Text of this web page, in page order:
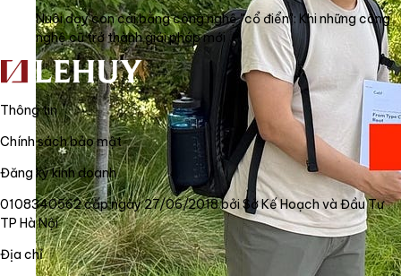
Nuôi dạy con cái bằng công nghệ "cổ điển": Khi những công
nghệ cũ trở thành giải pháp mới
Thông tin
Chính sách bảo mật
Đăng ký kinh doanh
0108340562 cấp ngày 27/06/2018 bởi Sở Kế Hoạch và Đầu Tư
TP Hà Nội
Địa chỉ